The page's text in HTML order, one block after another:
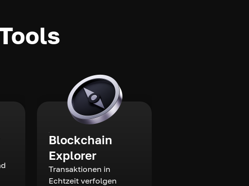
Blockchain
Explorer
Transaktionen in
Echtzeit verfolgen